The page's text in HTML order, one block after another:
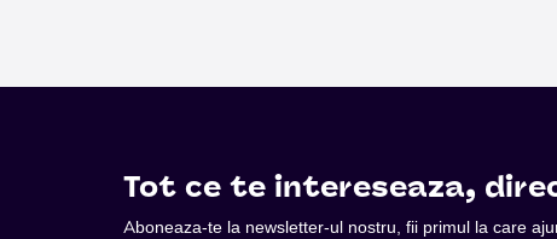
Tot ce te intereseaza,
Aboneaza-te la newsletter-ul nostru, fii primul la care